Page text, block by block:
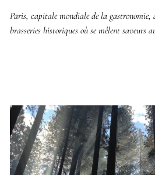
Paris, capitale mondiale de la
brasseries historiques où se mêlent saveurs